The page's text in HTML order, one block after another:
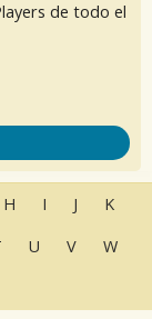
de todo el
H I J
K
U V
W